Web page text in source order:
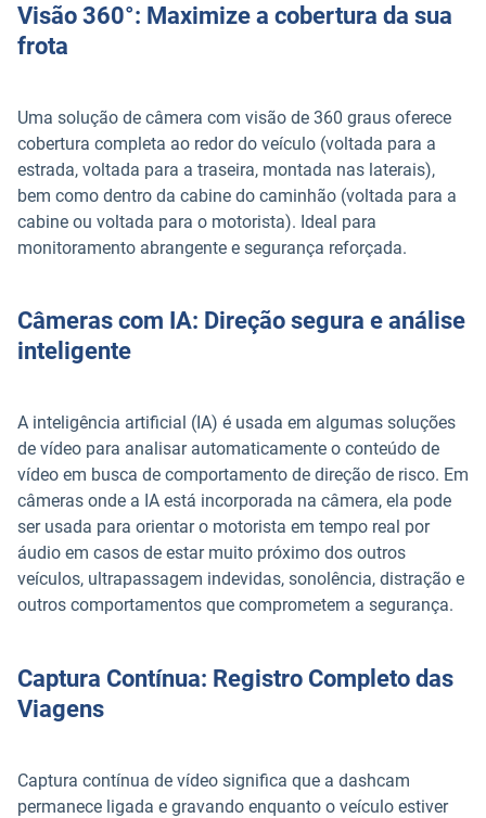
Visão 360°: Maximize a cobertura da sua
frota
Uma solução de câmera com visão de 360 graus oferece
cobertura completa ao redor do veículo (voltada para a
estrada, voltada para a traseira, montada nas laterais),
bem como dentro da cabine do caminhão (voltada para a
cabine ou voltada para o motorista). Ideal para
monitoramento abrangente e segurança reforçada.
Câmeras com IA: Direção segura e análise
inteligente
A inteligência artificial (IA) é usada em algumas soluções
de vídeo para analisar automaticamente o conteúdo de
vídeo em busca de comportamento de direção de risco. Em
câmeras onde a IA está incorporada na câmera, ela pode
ser usada para orientar o motorista em tempo real por
áudio em casos de estar muito próximo dos outros
veículos, ultrapassagem indevidas, sonolência, distração e
outros comportamentos que comprometem a segurança.
Captura Contínua: Registro Completo das
Viagens
Captura contínua de vídeo significa que a dashcam
permanece ligada e gravando enquanto o veículo estiver